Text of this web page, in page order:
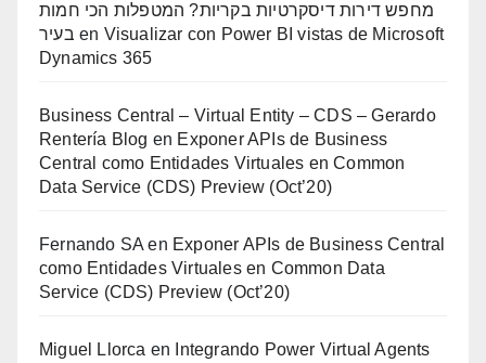
מחפש דירות דיסקרטיות בקריות? המטפלות הכי חמות
בעיר en Visualizar con Power BI vistas de Microsoft
Dynamics 365
Business Central – Virtual Entity – CDS – Gerardo
Rentería Blog en Exponer APIs de Business
Central como Entidades Virtuales en Common
Data Service (CDS) Preview (Oct’20)
Fernando SA en Exponer APIs de Business Central
como Entidades Virtuales en Common Data
Service (CDS) Preview (Oct’20)
Miguel Llorca en
Integrando Power Virtual Agents